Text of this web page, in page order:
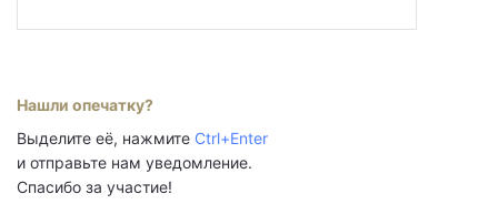
Нашли опечатку?
Выделите её, нажмите Ctrl+Enter
и отправьте нам уведомление.
Спасибо за участие!